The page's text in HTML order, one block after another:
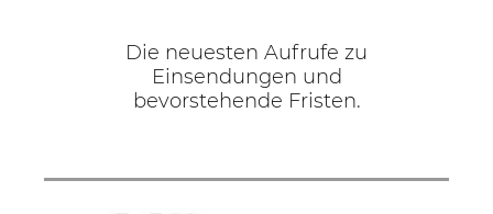
Die neuesten Aufrufe zu
Einsendungen und
bevorstehende Fristen.